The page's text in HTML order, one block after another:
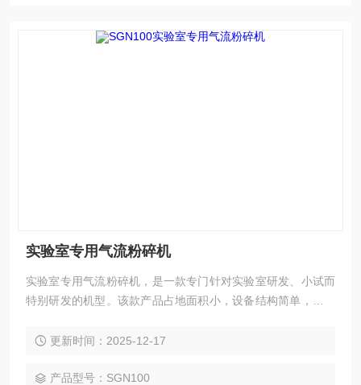
实验室专用气流粉碎机
实验室专用气流粉碎机，是一款专门针对实验室研发、小试而
特别研发的机型。该款产品占地面积小，设备结构简单，易清
的粉碎效果与大型设备一致，粉碎后的粒径可达到1-30um.
更新时间：2025-12-17
产品型号：SGN100